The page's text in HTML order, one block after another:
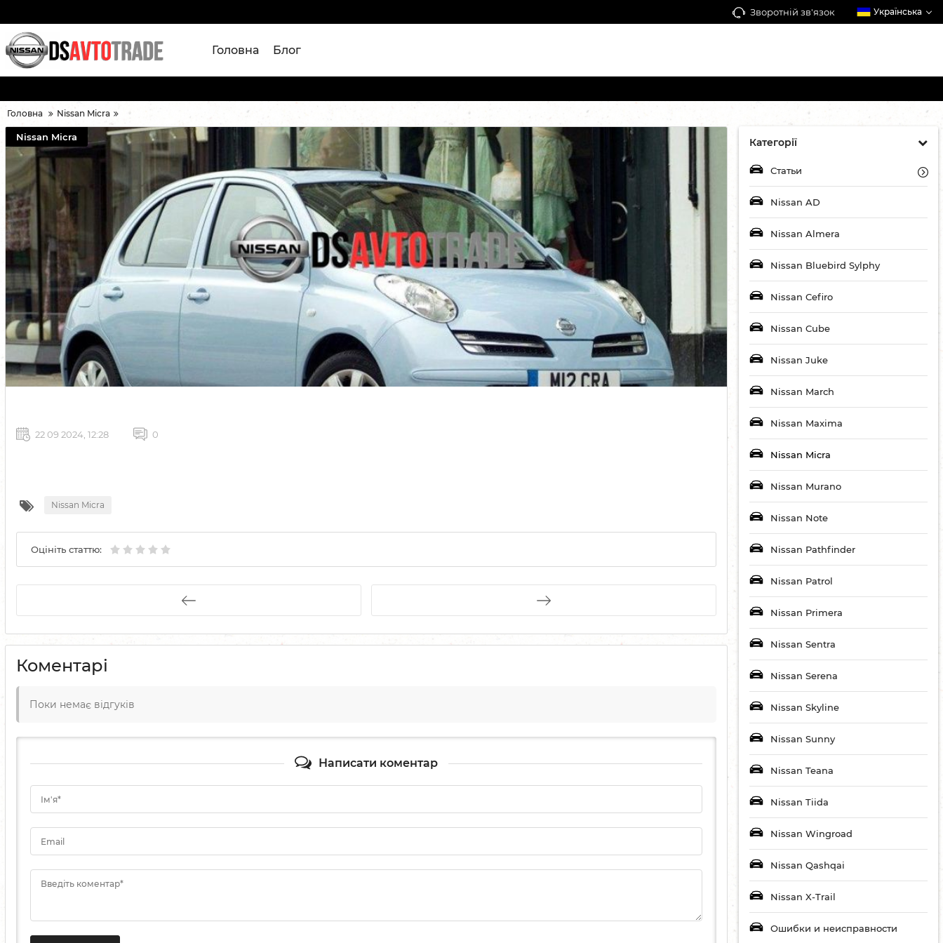
Зворотній зв'язок Українська
Головна Блог
Головна Nissan Micra
Категорії
Статьи
Nissan AD
Nissan Almera
Nissan Bluebird Sylphy
Nissan Cefiro
Nissan Cube
Nissan Juke
Nissan March
Nissan Maxima
Nissan Micra
Nissan Murano
Nissan Note
Nissan Pathfinder
Nissan Patrol
Nissan Primera
Nissan Sentra
Nissan Serena
Nissan Skyline
Nissan Sunny
Nissan Teana
Nissan Tiida
Nissan Wingroad
Nissan Qashqai
Nissan X-Trail
Ошибки и неисправности
Nissan Micra
22 09 2024, 12:28 0
Nissan Micra
Оцініть статтю:
Коментарі
Поки немає відгуків
Написати коментар
Ім'я*
Email
Введіть коментар*